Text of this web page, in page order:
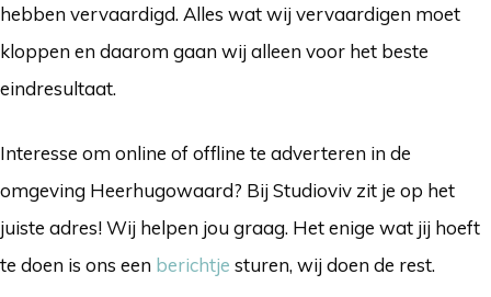
hebben vervaardigd. Alles wat wij vervaardigen moet
kloppen en daarom gaan wij alleen voor het beste
eindresultaat.
Interesse om online of offline te adverteren in de
omgeving Heerhugowaard? Bij Studioviv zit je op het
juiste adres! Wij helpen jou graag. Het enige wat jij hoeft
te doen is ons een berichtje sturen, wij doen de rest.